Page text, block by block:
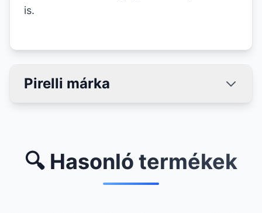
is.
Pirelli márka
🔍 Hasonló termékek